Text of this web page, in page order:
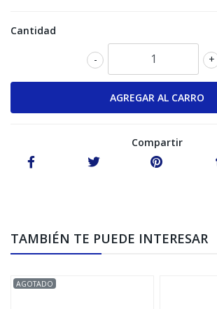
Cantidad
+
-
Compartir
TAMBIÉN TE PUEDE INTERESAR
AGOTADO